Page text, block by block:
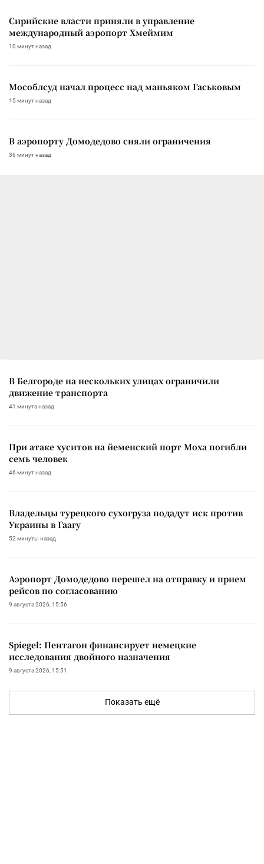
Сирийские власти приняли в управление
международный аэропорт Хмеймим
10 минут назад
Мособлсуд начал процесс над маньяком Гаськовым
15 минут назад
В аэропорту Домодедово сняли ограничения
36 минут назад
В Белгороде на нескольких улицах ограничили
движение транспорта
41 минута назад
При атаке хуситов на йеменский порт Моха погибли
семь человек
46 минут назад
Владельцы турецкого сухогруза подадут иск против
Украины в Гаагу
52 минуты назад
Аэропорт Домодедово перешел на отправку и прием
рейсов по согласованию
9 августа 2026, 15:56
Spiegel: Пентагон финансирует немецкие
исследования двойного назначения
9 августа 2026, 15:51
Показать ещё